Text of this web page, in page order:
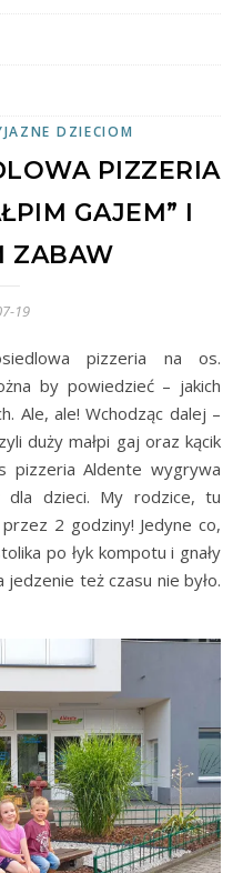
DZIECIOM
PIZZERIA
GAJEM” I
ZABAW
19
by powiedzieć – jakich
Ale, ale! Wchodząc dalej –
duży małpi gaj oraz kącik
pizzeria Aldente wygrywa
dla dzieci. My rodzice, tu
2 godziny! Jedyne co,
po łyk kompotu i gnały
też czasu nie było.